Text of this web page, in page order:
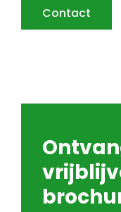
Contact